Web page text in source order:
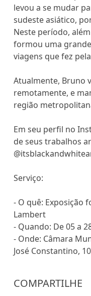
levou a se mudar
sudeste asiático,
Neste período,
formou uma
viagens que fez
Atualmente, Bruno
remotamente, e
região
Em seu perfil no
de seus trabalhos
Serviço:
- O quê: Exposição
Lambert
- Quando: De 05 a
- Onde: Câmara
José Constantino,
COMPARTILHE